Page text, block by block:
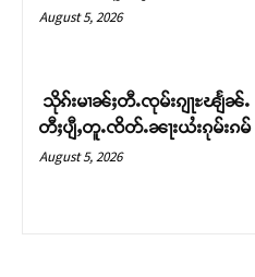
August 5, 2026
သိုၵ်းမၢၼ်ႈတီႉၸုမ်းၵျႃႊၽျႅၼ်
တီႈပျီႇတူႉၸိတ်ႉၼႃးယႆးၵုမ်းၵမ်
August 5, 2026